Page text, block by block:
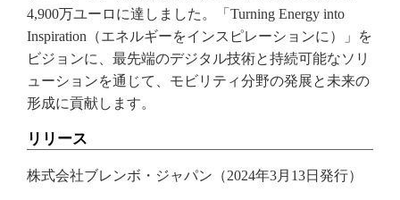
4,900万ユーロに達しました。「Turning Energy into
Inspiration（エネルギーをインスピレーションに）」を
ビジョンに、最先端のデジタル技術と持続可能なソリ
ューションを通じて、モビリティ分野の発展と未来の
形成に貢献します。
リリース
株式会社ブレンボ・ジャパン（2024年3月13日発行）